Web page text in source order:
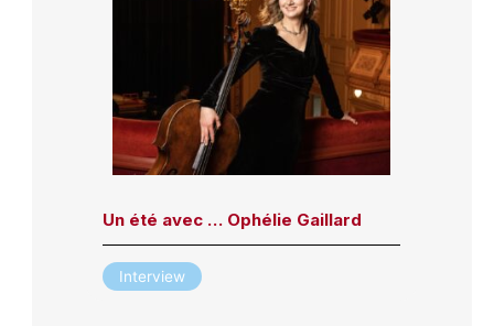
Un été avec … Ophélie Gaillard
Interview